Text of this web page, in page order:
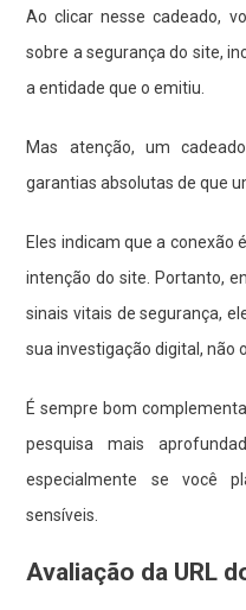
Ao clicar nesse cadeado,
sobre a segurança do site,
a entidade que o emitiu.
Mas atenção, um
garantias absolutas de que
Eles indicam que a conexão
intenção do site. Portanto,
sinais vitais de segurança,
sua investigação digital, não
É sempre bom
pesquisa mais
especialmente se você
sensíveis.
Avaliação da URL